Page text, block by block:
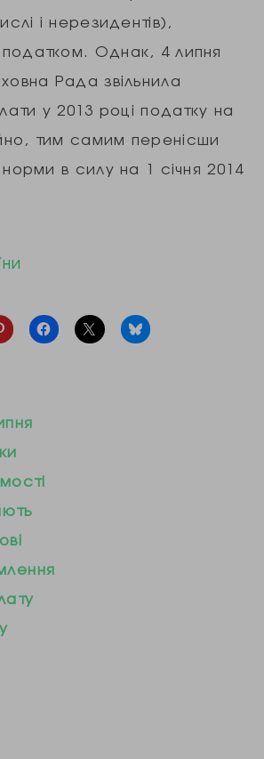
і нерезидентів),
Однак, 4 липня
Рада звільнила
у 2013 році податку на
тим самим перенісши
норми в силу на 1 січня 2014